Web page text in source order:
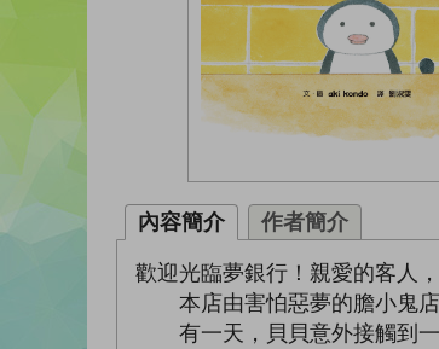
內容簡介 作者簡介
歡迎光臨夢銀行！親愛的客人
本店由害怕惡夢的膽小鬼店
有一天，貝貝意外接觸到一